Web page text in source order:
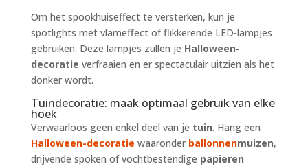
Om het spookhuiseffect te versterken, kun je
spotlights met vlameffect of flikkerende LED-lampjes
gebruiken. Deze lampjes zullen je Halloween-
decoratie verfraaien en er spectaculair uitzien als het
donker wordt.
Tuindecoratie: maak optimaal gebruik van elke
hoek
Verwaarloos geen enkel deel van je tuin. Hang een
Halloween-decoratie waaronder ballonnenmuizen,
drijvende spoken of vochtbestendige papieren